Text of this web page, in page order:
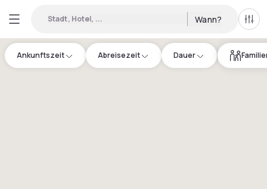
Stadt, Hotel, ... Wann? Alle
Ankunftszeit Abreisezeit Dauer